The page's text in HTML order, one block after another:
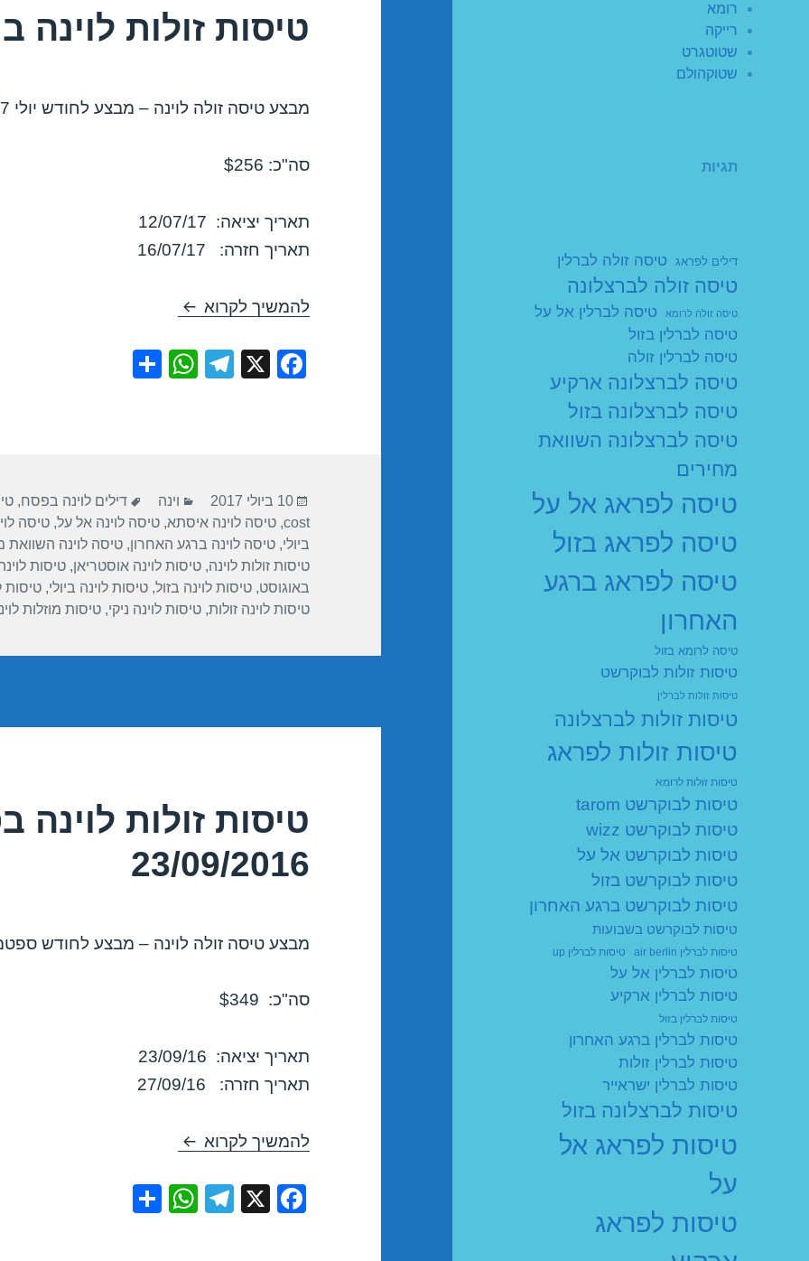
רומא
רייקה
שטוטגרט
שטוקהולם
תגיות
דילים לפראג טיסה זולה לברלין
טיסה זולה לברצלונה
טיסה זולה לרומא
טיסה לברלין אל על
טיסה לברלין בזול
טיסה לברלין זולה
טיסה לברצלונה ארקיע
טיסה לברצלונה בזול
טיסה לברצלונה השוואת
מחירים
טיסה לפראג אל על
טיסה לפראג בזול
טיסה לפראג ברגע
האחרון
טיסה לרומא בזול
טיסות זולות לבוקרשט
טיסות זולות לברלין
טיסות זולות לברצלונה
טיסות זולות לפראג
טיסות זולות לרומא
טיסות לבוקרשט tarom
טיסות לבוקרשט wizz
טיסות לבוקרשט אל על
טיסות לבוקרשט בזול
טיסות לבוקרשט ברגע האחרון
טיסות לבוקרשט בשבועות
טיסות לברלין air berlin טיסות לברלין up
טיסות לברלין אל על
טיסות לברלין ארקיע
טיסות לברלין בזול
טיסות לברלין ברגע האחרון
טיסות לברלין זולות
טיסות לברלין ישראייר
טיסות לברצלונה בזול
טיסות לפראג אל
על
טיסות לפראג
טיסות זולות לוינה ביולי 12/
מבצע טיסה זולה לוינה – מבצע לחודש יולי 2017!
סה"כ: $256
תאריך יציאה: 12/07/17
תאריך חזרה: 16/07/17
להמשיך לקרוא טיסות זולות לוינה ביולי 12/07/2017
F
o
o
k
X
T
m
W
p
p
פורסם
בתאריך
10 ביולי 2017 קטגוריות
וינה תגיות
דילים לוינה בפסח,
cost
,טיסה לוינה איסתא,טיסה לוינה אל על,טיסה
ביולי,טיסה לוינה ברגע האחרון,טיסה לוינה השוואת
טיסות זולות לוינה,טיסות לוינה אוסטריאן,טיסות
באוגוסט,טיסות לוינה בזול,טיסות לוינה ביולי,טיסות
טיסות לוינה זולות,טיסות לוינה ניקי,טיסות מוזלות
טיסות זולות
23/09/2016
מבצע טיסה זולה לוינה – מבצע לחודש ספטמבר
סה"כ: $349
תאריך יציאה: 23/09/16
תאריך חזרה: 27/09/16
להמשיך לקרוא טיסות זולות לוינה בספטמבר 23/09/
F
X
T
W